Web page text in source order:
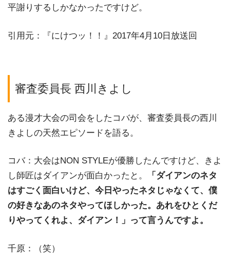
平謝りするしかなかったですけど。
引用元：『にけつッ！！』2017年4月10日放送回
審査委員長 西川きよし
ある漫才大会の司会をしたコバが、審査委員長の西川
きよしの天然エピソードを語る。
コバ：大会はNON STYLEが優勝したんですけど、きよ
し師匠はダイアンが面白かったと。
「ダイアンのネタ
はすごく面白いけど、今日やったネタじゃなくて、僕
の好きなあのネタやってほしかった。あれをひとくだ
りやってくれよ、ダイアン！」って言うんですよ。
千原：（笑）